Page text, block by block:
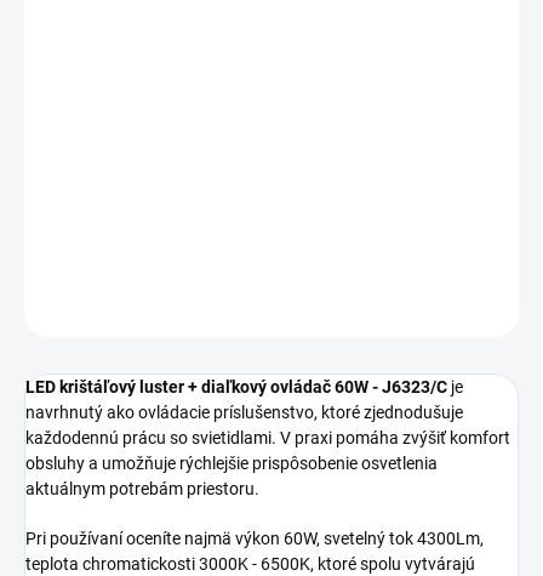
LED krištáľový luster + diaľkový ovládač 60W - J6323/C je
navrhnutý ako ovládacie príslušenstvo, ktoré zjednodušuje
každodennú prácu so svietidlami. V praxi pomáha zvýšiť komfort
obsluhy a umožňuje rýchlejšie prispôsobenie osvetlenia
aktuálnym potrebám priestoru.
Pri používaní oceníte najmä výkon 60W, svetelný tok 4300Lm,
teplota chromatickosti 3000K - 6500K, ktoré spolu vytvárajú